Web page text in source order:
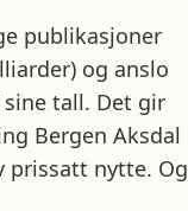
publikasjoner
og anslo
tall. Det gir
Bergen Aksdal
prissatt nytte. Og